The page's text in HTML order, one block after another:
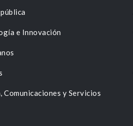
e Innovación
y Servicios